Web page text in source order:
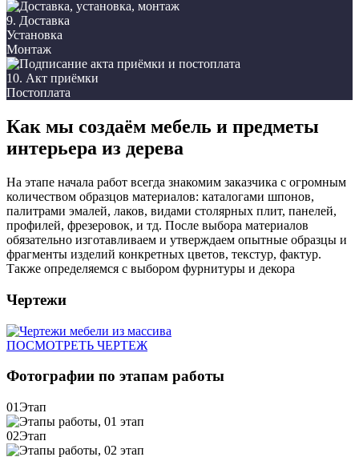
9. Доставка
Установка
Монтаж
10. Акт приёмки
Постоплата
Как мы создаём мебель и предметы
интерьера из дерева
На этапе начала работ всегда знакомим заказчика с огромным
количеством образцов материалов: каталогами шпонов,
палитрами эмалей, лаков, видами столярных плит, панелей,
профилей, фрезеровок, и тд. После выбора материалов
обязательно изготавливаем и утверждаем опытные образцы и
фрагменты изделий конкретных цветов, текстур, фактур.
Также определяемся с выбором фурнитуры и декора
Чертежи
ПОСМОТРЕТЬ ЧЕРТЕЖ
Фотографии по этапам работы
01Этап
02Этап